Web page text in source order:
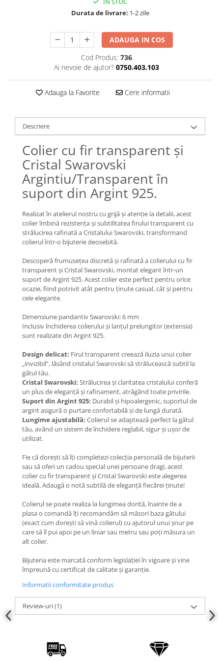
Lănțișoare cu Semilună
Lănțișoare cu Animale
Lănțișoare cu Molecule
Lănțișoare cu Pietre Naturale
Lănțișoare Argint Diverse
COLIERE CU PERLE
Coliere cu Perle Preciosa
COLIERE ȘNUR REGLABIL
Coliere cu Inimioare
Coliere cu Cruce
Coliere cu Stea
Coliere cu Soare
Coliere cu Semilună
Coliere cu Zodii
Coliere cu Flori
Coliere cu Animale
Coliere Diverse
BRĂȚĂRI
BRĂȚĂRI CU ȘNUR REGLABIL
Brățări din Aur cu șnur reglabil
Brățări din Argint cu șnur reglabil
BRĂȚĂRI CU PIETRE SEMIPREȚIOASE
semiprețioase
Brățări din Argint cu pietre
semiprețioase
Brățări elastice cu pietre
semiprețioase
BRĂȚĂRI DE PICIOR
Brățări de picior din Aur
Brățări de picior din Argint
Coliere cu mărgele colorate și
Argint
Coliere cu pietre semiprețioase
Durata de livrare: 1-2 zile
ADAUGA IN COS
Cod Produs: 736
Ai nevoie de ajutor? 0750.403.103
Adauga la Favorite Cere informatii
Descriere
Colier cu fir transparent și
Cristal Swarovski
Argintiu/Transparent în
suport din Argint 925.
Realizat în atelierul nostru cu grijă și atenție la detalii, acest
colier îmbină rezistența și subtilitatea firului transparent cu
strălucirea rafinată a Cristalului Swarovski, transformand
colierul într-o bijuterie deosebită.
Descoperă frumusețea discretă și rafinată a colierului cu fir
transparent și Cristal Swarovski, montat elegant într-un
suport de Argint 925. Acest colier este perfect pentru orice
ocazie, fiind potrivit atât pentru ținute casual, cât și pentru
cele elegante.
Dimensiune pandantiv Swarovski: 6 mm
Inclusiv închiderea colierului și lanțul prelungitor (extensia)
sunt realizate din Argint 925.
Design delicat: Firul transparent creează iluzia unui colier
„invizibil”, lăsând cristalul Swarovski să strălucească subtil la
gâtul tău.
Cristal Swarovski: Strălucirea și claritatea cristalului conferă
un plus de eleganță și rafinament, atrăgând toate privirile.
Suport din Argint 925: Durabil și hipoalergenic, suportul de
argint asigură o purtare confortabilă și de lungă durată.
Lungime ajustabilă: Colierul se adaptează perfect la gâtul
tău, având un sistem de închidere reglabil, sigur și ușor de
utilizat.
Fie că dorești să îți completezi colecția personală de bijuterii
sau să oferi un cadou special unei persoane dragi, acest
colier cu fir transparent și Cristal Swarovski este alegerea
ideală. Adaugă o notă subtilă de eleganță fiecărei ținute!
Colierul se poate realiza la lungimea dorită, înainte de a
plasa o comandă îți recomandăm să măsori baza gâtului
(exact cum dorești să vină colierul) cu ajutorul unui șnur pe
care să îl pui apoi pe un liniar sau metru sau poți măsura un
alt colier.
Bijuteria este marcată conform legislației în vigoare și vine
împreună cu certificat de calitate și garanție.
Informatii conformitate produs
Review-uri(1)